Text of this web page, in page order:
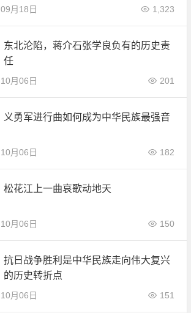
09月18日 1,323
东北沦陷，蒋介石张学良负有的历史责
任
10月06日 201
义勇军进行曲如何成为中华民族最强音
10月06日 182
松花江上一曲哀歌动地天
10月06日 150
抗日战争胜利是中华民族走向伟大复兴
的历史转折点
10月06日 151